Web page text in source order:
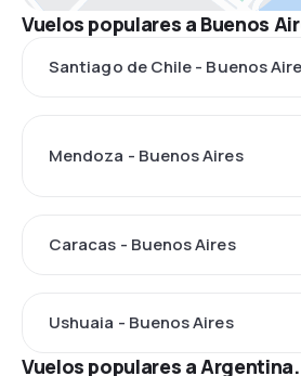
Vuelos populares a Buenos
Santiago de Chile - Buenos
Mendoza - Buenos Aires
Caracas - Buenos Aires
Ushuaia - Buenos Aires
Vuelos populares a